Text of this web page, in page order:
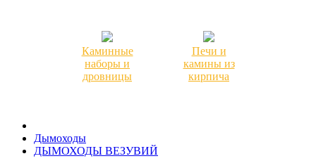
Каминные
наборы и
дровницы
Печи и
камины из
кирпича
Дымоходы
ДЫМОХОДЫ ВЕЗУВИЙ